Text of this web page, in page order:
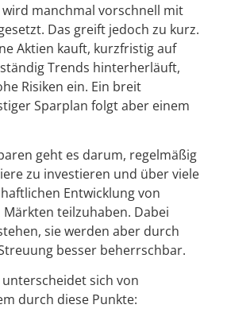
manchmal vorschnell mit
Das greift jedoch zu kurz.
Aktien kauft, kurzfristig auf
Trends hinterherläuft,
Risiken ein. Ein breit
Sparplan folgt aber einem
geht es darum, regelmäßig
zu investieren und über viele
Entwicklung von
teilzuhaben. Dabei
sie werden aber durch
besser beherrschbar.
sich von
durch diese Punkte: